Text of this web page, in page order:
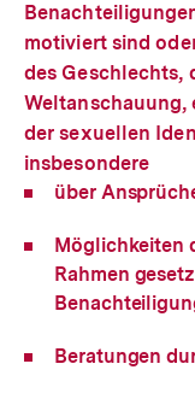
motiviert sind
des Geschlechts,
Weltanschauung,
der sexuellen
insbesondere
über
Möglichkeiten
Rahmen
Beratungen